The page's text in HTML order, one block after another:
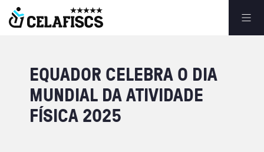
EQUADOR CELEBRAO DIA
MUNDIAL DAATIVIDADE
FÍSICA2025